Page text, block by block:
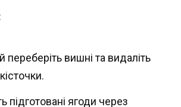
переберіть вишні та видаліть
підготовані ягоди через